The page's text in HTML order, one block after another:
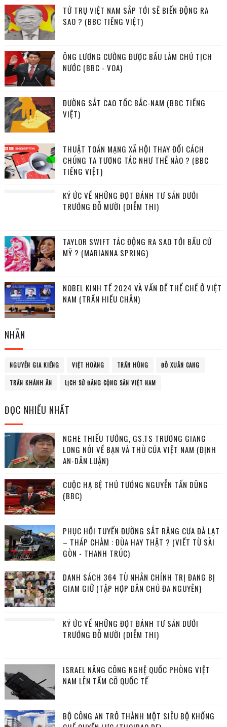
TỨ TRỤ VIỆT NAM SẮP TỚI SẼ BIẾN ĐỘNG RA
SAO ? (BBC TIẾNG VIỆT)
ÔNG LƯƠNG CƯỜNG ĐƯỢC BẦU LÀM CHỦ TỊCH
NƯỚC (BBC - VOA)
ĐƯỜNG SẮT CAO TỐC BẮC-NAM (BBC TIẾNG
VIỆT)
THUẬT TOÁN MẠNG XÃ HỘI THAY ĐỔI CÁCH
CHÚNG TA TƯƠNG TÁC NHƯ THẾ NÀO ? (BBC
TIẾNG VIỆT)
KÝ ỨC VỀ NHỮNG ĐỢT ĐÁNH TƯ SẢN DƯỚI
TRƯỚNG ĐỖ MƯỜI (DIỄM THI)
TAYLOR SWIFT TÁC ĐỘNG RA SAO TỚI BẦU CỬ
MỸ ? (MARIANNA SPRING)
NOBEL KINH TẾ 2024 VÀ VẤN ĐỀ THỂ CHẾ Ở VIỆT
NAM (TRẦN HIẾU CHÂN)
NHÃN
NGUYỄN GIA KIỂNG VIỆT HOÀNG TRẦN HÙNG ĐỖ XUÂN CANG
TRẦN KHÁNH ÂN LỊCH SỬ ĐẢNG CỘNG SẢN VIỆT NAM
ĐỌC NHIỀU NHẤT
NGHE THIẾU TƯỚNG, GS.TS TRƯƠNG GIANG
LONG NÓI VỀ BẠN VÀ THÙ CỦA VIỆT NAM (ĐỊNH
AN-DÂN LUẬN)
CUỘC HẠ BỆ THỦ TƯỚNG NGUYỄN TẤN DŨNG
(BBC)
PHỤC HỒI TUYẾN ĐƯỜNG SẮT RĂNG CƯA ĐÀ LẠT
– THÁP CHÀM : ĐÙA HAY THẬT ? (VIẾT TỪ SÀI
GÒN - THANH TRÚC)
DANH SÁCH 364 TÙ NHÂN CHÍNH TRỊ ĐANG BỊ
GIAM GIỮ (TẬP HỢP DÂN CHỦ ĐA NGUYÊN)
KÝ ỨC VỀ NHỮNG ĐỢT ĐÁNH TƯ SẢN DƯỚI
TRƯỚNG ĐỖ MƯỜI (DIỄM THI)
ISRAEL NÂNG CÔNG NGHỆ QUỐC PHÒNG VIỆT
NAM LÊN TẦM CỠ QUỐC TẾ
BỘ CÔNG AN TRỞ THÀNH MỘT SIÊU BỘ KHỐNG